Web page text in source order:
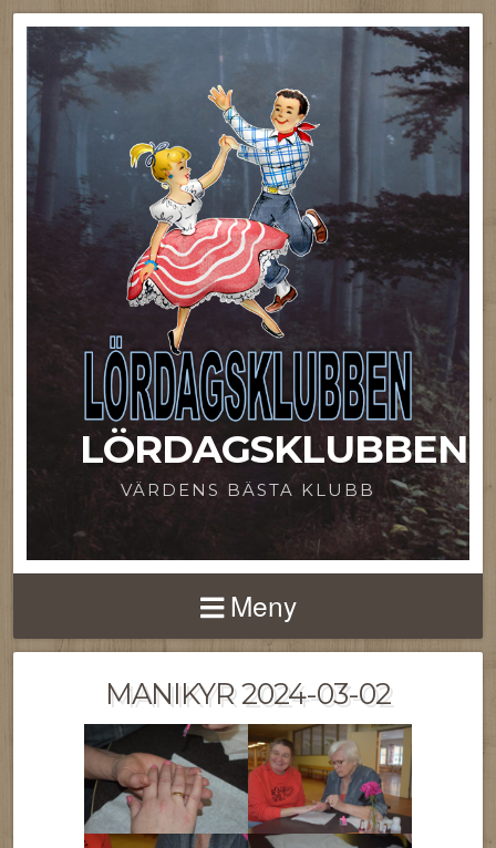
LÖRDAGSKLUBBEN
VÄRDENS BÄSTA KLUBB
Meny
MANIKYR 2024-03-02